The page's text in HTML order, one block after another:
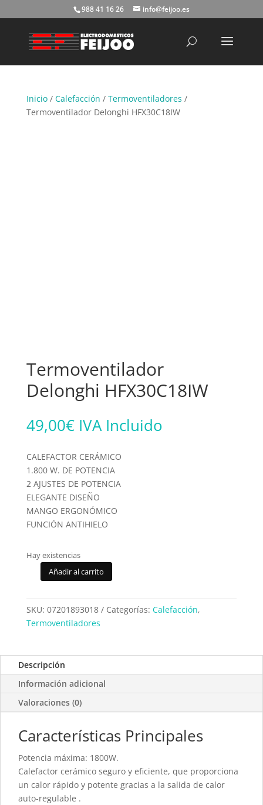
988 41 16 26 info@feijoo.es
Inicio/ Calefacción / Termoventiladores /
Termoventilador Delonghi HFX30C18IW
Termoventilador
Delonghi HFX30C18IW
49,00€ IVA Incluido
CALEFACTOR CERÁMICO
1.800 W. DE POTENCIA
2 AJUSTES DE POTENCIA
ELEGANTE DISEÑO
MANGO ERGONÓMICO
FUNCIÓN ANTIHIELO
Hay existencias
Termoventilador
HFX30C18IW
cantidad
Añadir al carrito
SKU: 07201893018 Categorías: Calefacción,
Termoventiladores
Descripción
Información adicional
Valoraciones (0)
Características Principales
Potencia máxima: 1800W.
Calefactor cerámico seguro y eficiente, que proporciona
un calor rápido y potente gracias a la salida de calor
auto-regulable .